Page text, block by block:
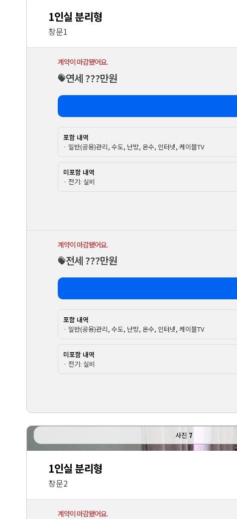
1인실 분리형
창문1
계약이 마감됐어요.
연세 ???만원
포함 내역
· 일반(공용)관리, 수도, 난방, 온수, 인터넷, 케이블TV
미포함 내역
· 전기: 실비
계약이 마감됐어요.
전세 ???만원
포함 내역
· 일반(공용)관리, 수도, 난방, 온수, 인터넷, 케이블TV
미포함 내역
· 전기: 실비
사진 7
1인실 분리형
창문2
계약이 마감됐어요.